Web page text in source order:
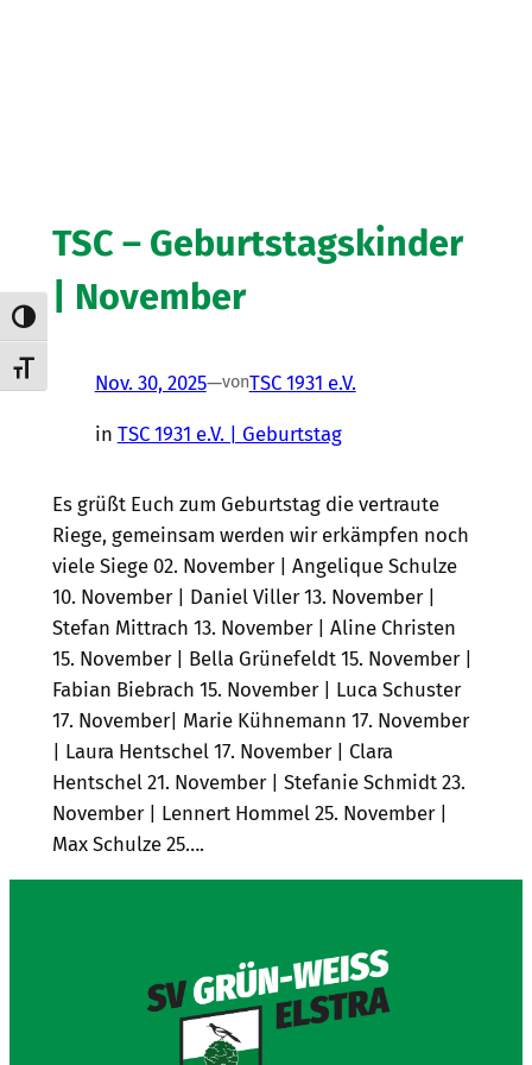
Umschalten auf hohe Kontraste
Schrift vergrößern
TSC – Geburtstagskinder
| November
Nov. 30, 2025—vonTSC 1931 e.V.
in TSC 1931 e.V. | Geburtstag
Es grüßt Euch zum Geburtstag die vertraute
Riege, gemeinsam werden wir erkämpfen noch
viele Siege 02. November | Angelique Schulze
10. November | Daniel Viller 13. November |
Stefan Mittrach 13. November | Aline Christen
15. November | Bella Grünefeldt 15. November |
Fabian Biebrach 15. November | Luca Schuster
17. November| Marie Kühnemann 17. November
| Laura Hentschel 17. November | Clara
Hentschel 21. November | Stefanie Schmidt 23.
November | Lennert Hommel 25. November |
Max Schulze 25….